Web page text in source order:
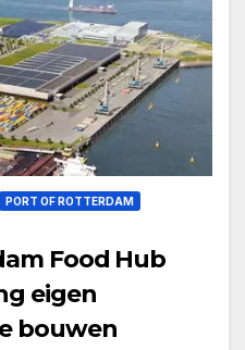
PORT OF ROTTERDAM
Food Hub
eigen
bouwen